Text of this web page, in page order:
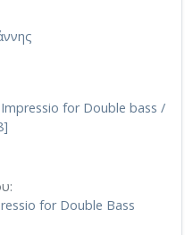
for Double bass /
for Double Βass